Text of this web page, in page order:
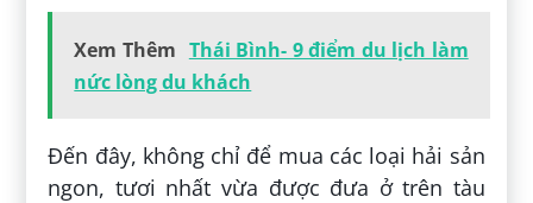
Xem Thêm Thái Bình- 9 điểm du lịch làm
nức lòng du khách
Đến đây, không chỉ để mua các loại hải sản
ngon, tươi nhất vừa được đưa ở trên tàu